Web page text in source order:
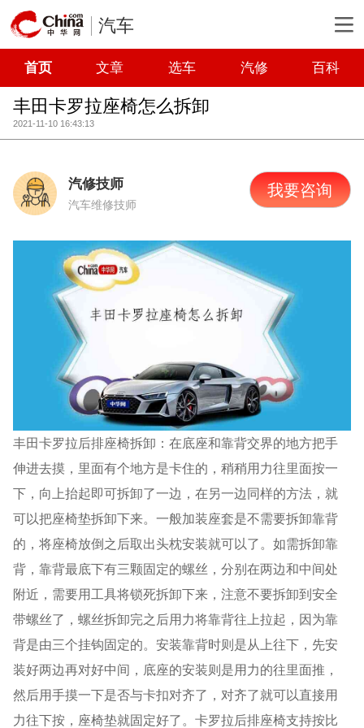
汽车
首页 文章 选车 汽修 百科
丰田卡罗拉座椅怎么拆卸
2021-11-10 16:43:13
汽修技师
汽车维修技师
我要咨询
丰田卡罗拉后排座椅拆卸：在底座和靠背交界的地方把手
伸进去摸，里面有个地方是卡住的，稍稍用力往里面按一
下，向上抬起即可拆卸了一边，在另一边同样的方法，就
可以把座椅垫拆卸下来。一般加装座套是不需要拆卸靠背
的，将座椅放倒之后取出头枕安装就可以了。如需拆卸靠
背，靠背最底下有三颗固定的螺丝，分别在两边和中间处
附近，需要用工具将锁死拆卸下来，注意不要拆卸到安全
带螺丝了，螺丝拆卸完之后用力将靠背往上拉起，因为靠
背是由三个挂钩固定的。安装靠背时则是从上往下，先安
装好两边再对好中间，底座的安装则是用力的往里面推，
然后用手摸一下是否与卡扣对齐了，对齐了就可以直接用
力往下按，座椅垫就固定好了。卡罗拉后排座椅支持按比